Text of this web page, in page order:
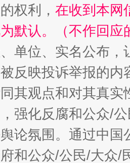
权利， 在收到本网
默认。（不作回应
单位、实名公布
反映投诉举报的
其观点和对其真实
，强化反腐和公众/
论氛围。通过中
和公众/公民/大众/